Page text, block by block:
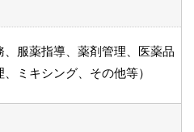
服薬指導、薬剤管理、医薬品
ミキシング、その他等）